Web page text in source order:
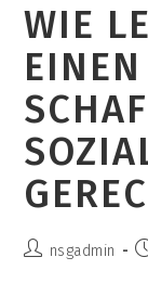
Der
WIE
Beitrags-
nsgadmin